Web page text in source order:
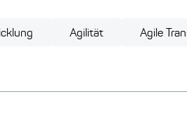
Agilität Agile